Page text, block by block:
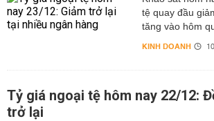
tệ quay đầu
tăng vào hôm
KINH DOANH
Tỷ giá ngoại tệ hôm nay 22/12:
trở lại